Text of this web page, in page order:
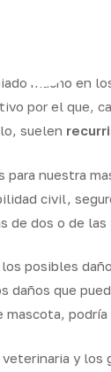
mucho en
por el que,
suelen
para nuestra
civil,
de dos o de las
posibles
que
y